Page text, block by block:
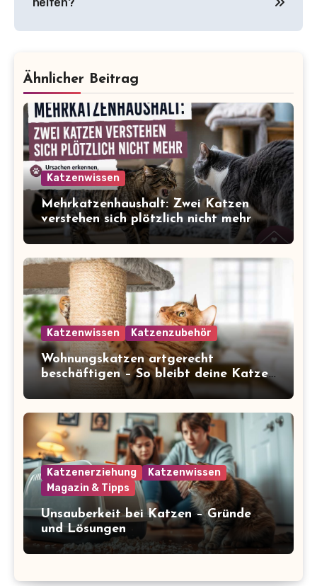
Ähnlicher Beitrag
Katzenwissen
Mehrkatzenhaushalt: Zwei Katzen
verstehen sich plötzlich nicht mehr
Katzenwissen Katzenzubehör
Wohnungskatzen artgerecht
beschäftigen – So bleibt deine Katze
glücklich und gesund
Katzenerziehung
Katzenwissen
Magazin & Tipps
Unsauberkeit bei Katzen – Gründe
und Lösungen